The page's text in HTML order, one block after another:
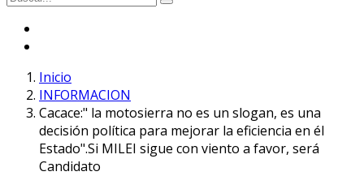
Inicio
INFORMACION
Cacace:" la motosierra no es un slogan, es una
decisión política para mejorar la eficiencia en él
Estado".Si MILEI sigue con viento a favor, será
Candidato